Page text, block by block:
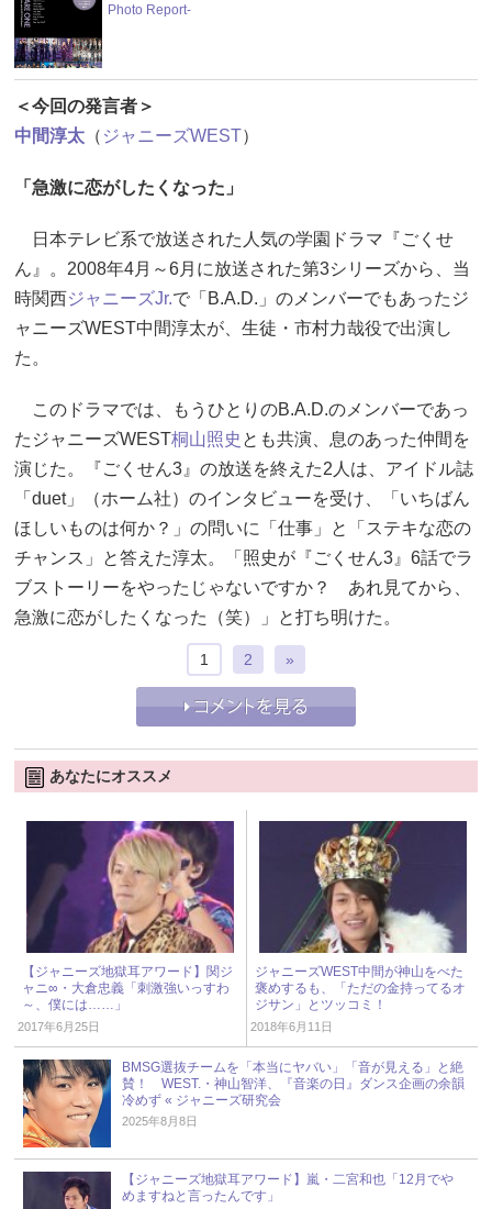
Photo Report-
＜今回の発言者＞
中間淳太 （ ジャニーズWEST）
「急激に恋がしたくなった」
日本テレビ系で放送された人気の学園ドラマ『ごくせ
ん』。2008年4月～6月に放送された第3シリーズから、当
時関西ジャニーズJr.で「B.A.D.」のメンバーでもあったジ
ャニーズWEST中間淳太が、生徒・市村力哉役で出演し
た。
このドラマでは、もうひとりのB.A.D.のメンバーであっ
たジャニーズWEST桐山照史 とも共演、息のあった仲間を
演じた。『ごくせん3』の放送を終えた2人は、アイドル誌
「duet」（ホーム社）のインタビューを受け、「いちばん
ほしいものは何か？」の問いに「仕事」と「ステキな恋の
チャンス」と答えた淳太。「照史が『ごくせん3』6話でラ
ブストーリーをやったじゃないですか？ あれ見てから、
急激に恋がしたくなった（笑）」と打ち明けた。
1 2 »
あなたにオススメ
【ジャニーズ地獄耳アワード】関ジ
ャニ∞・大倉忠義「刺激強いっすわ
～、僕には……」
2017年6月25日
ジャニーズWEST中間が神山をべた
褒めするも、「ただの金持ってるオ
ジサン」とツッコミ！
2018年6月11日
BMSG選抜チームを「本当にヤバい」「音が見える」と絶
賛！ WEST.・神山智洋、『音楽の日』ダンス企画の余韻
冷めず « ジャニーズ研究会
2025年8月8日
【ジャニーズ地獄耳アワード】嵐・二宮和也「12月でや
めますねと言ったんです」